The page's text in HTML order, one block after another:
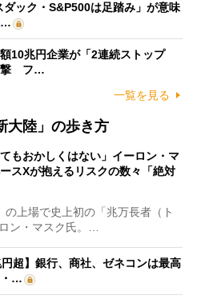
ダック・S&P500は足踏み」が意味
…
10兆円企業が「2連続ストップ
撃 フ…
一覧を見る
大陸」の歩き方
てもおかしくはない」イーロン・マ
スXが抱えるリスクの数々「絶対
上場で史上初の「兆万長者（ト
ン・マスク氏。…
超】銀行、商社、ゼネコンは最高
・…